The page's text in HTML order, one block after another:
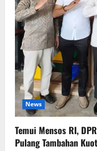
News
Temui Mensos RI,
Pulang Tambahan